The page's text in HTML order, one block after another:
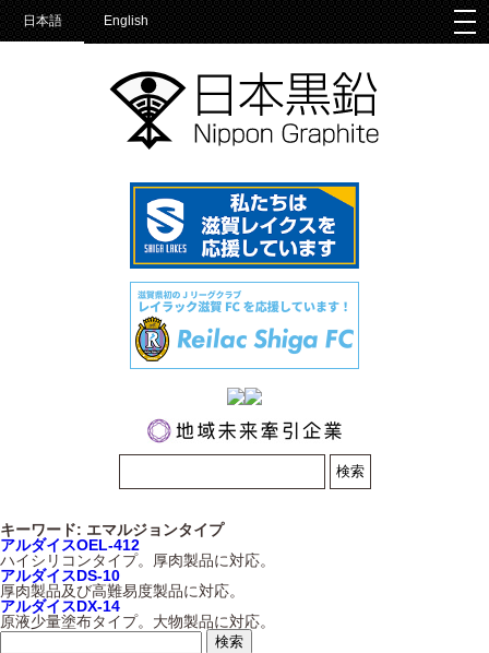
日本語 English
キーワード: エマルジョンタイプ
アルダイスOEL-412
ハイシリコンタイプ。厚肉製品に対応。
アルダイスDS-10
厚肉製品及び高難易度製品に対応。
アルダイスDX-14
原液少量塗布タイプ。大物製品に対応。